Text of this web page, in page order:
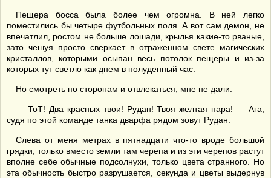
Пещера босса была более чем огромна. В ней легко
поместились бы четыре футбольных поля. А вот сам демон, не
впечатлил, ростом не больше лошади, крылья какие-то рваные,
зато чешуя просто сверкает в отраженном свете магических
кристаллов, которыми осыпан весь потолок пещеры и из-за
которых тут светло как днем в полуденный час.
Но смотреть по сторонам и отвлекаться, мне не дали.
— ТоТ! Два красных твои! Рудан! Твоя желтая пара! — Ага,
судя по этой команде танка дварфа рядом зовут Рудан.
Слева от меня метрах в пятнадцати что-то вроде большой
грядки, только вместо земли там черепа и из эти черепов растут
вполне себе обычные подсолнухи, только цвета странного. Но
эта обычность быстро разрушается, секунда и цветы выдернув